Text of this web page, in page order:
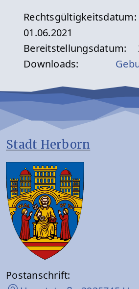
Rechtsgültigkeitsdatum:
01.06.2021
Bereitstellungsdatum:
Downloads:
Stadt Herborn
Postanschrift: